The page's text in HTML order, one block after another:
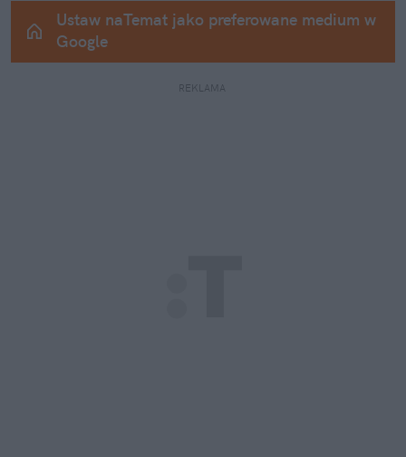
Ustaw naTemat jako preferowane medium w
Google
REKLAMA